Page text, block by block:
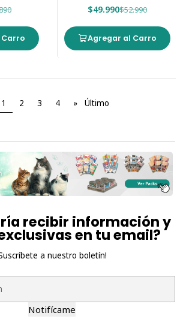
$49.990$52.990
Agregar al Carro
1 2 3 4 » Último
recibir información y
en tu email?
a nuestro boletín!
Notifícame